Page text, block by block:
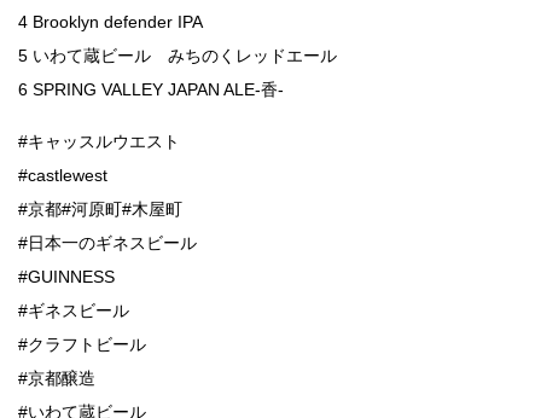
4 Brooklyn defender IPA
5 いわて蔵ビール みちのくレッドエール
6 SPRING VALLEY JAPAN ALE-香-
#キャッスルウエスト
#castlewest
#京都#河原町#木屋町
#日本一のギネスビール
#GUINNESS
#ギネスビール
#クラフトビール
#京都醸造
#いわて蔵ビール